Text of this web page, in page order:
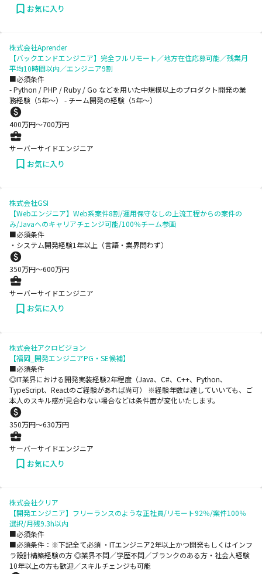
お気に入り
株式会社Aprender
【バックエンドエンジニア】完全フルリモート／地方在住応募可能／残業月
平均10時間以内／エンジニア9割
■必須条件
- Python / PHP / Ruby / Go などを用いた中規模以上のプロダクト開発の業
務経験（5年～） - チーム開発の経験（5年〜）
400万円〜700万円
サーバーサイドエンジニア
お気に入り
株式会社GSI
【Webエンジニア】Web系案件8割/運用保守なしの上流工程からの案件の
み/Javaへのキャリアチェンジ可能/100％チーム参画
■必須条件
・システム開発経験1年以上（言語・業界問わず）
350万円〜600万円
サーバーサイドエンジニア
お気に入り
株式会社アクロビジョン
【福岡_開発エンジニアPG・SE候補】
■必須条件
◎IT業界における開発実装経験2年程度（Java、C#、C++、Python、
TypeScript、Reactのご経験があれば尚可） ※経験年数は達していいても、ご
本人のスキル感が見合わない場合などは条件面が変化いたします。
350万円〜630万円
サーバーサイドエンジニア
お気に入り
株式会社クリア
【開発エンジニア】フリーランスのような正社員/リモート92％/案件100％
選択/月残9.3h以内
■必須条件
■必須条件：※下記全て必須 ・ITエンジニア2年以上かつ開発もしくはインフ
ラ設計構築経験の方 ◎業界不問／学歴不問／ブランクのある方・社会人経験
10年以上の方も歓迎／スキルチェンジも可能